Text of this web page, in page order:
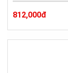
812,000đ